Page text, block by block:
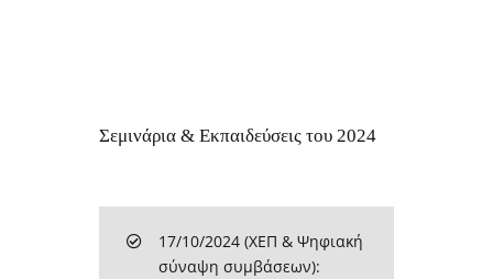
Σεμινάρια & Εκπαιδεύσεις του 2024
17/10/2024 (ΧΕΠ & Ψηφιακή
σύναψη συμβάσεων):